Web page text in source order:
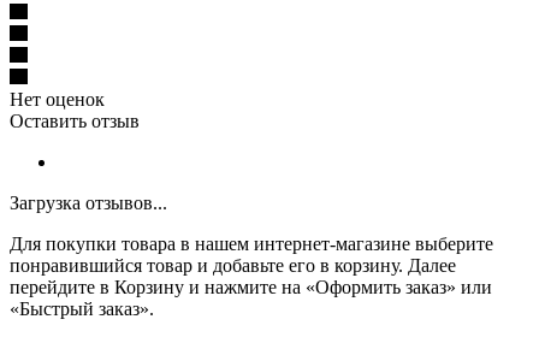
Нет оценок
Оставить отзыв
Загрузка отзывов...
Для покупки товара в нашем интернет-магазине выберите
понравившийся товар и добавьте его в корзину. Далее
перейдите в Корзину и нажмите на «Оформить заказ» или
«Быстрый заказ».